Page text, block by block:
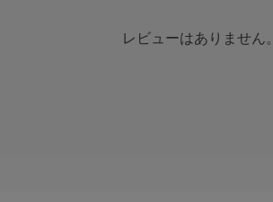
レビューはありません。